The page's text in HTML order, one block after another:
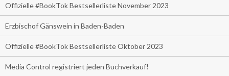
Offizielle #BookTok Bestsellerliste November 2023
Erzbischof Gänswein in Baden-Baden
Offizielle #BookTok Bestsellerliste Oktober 2023
Media Control registriert jeden Buchverkauf!